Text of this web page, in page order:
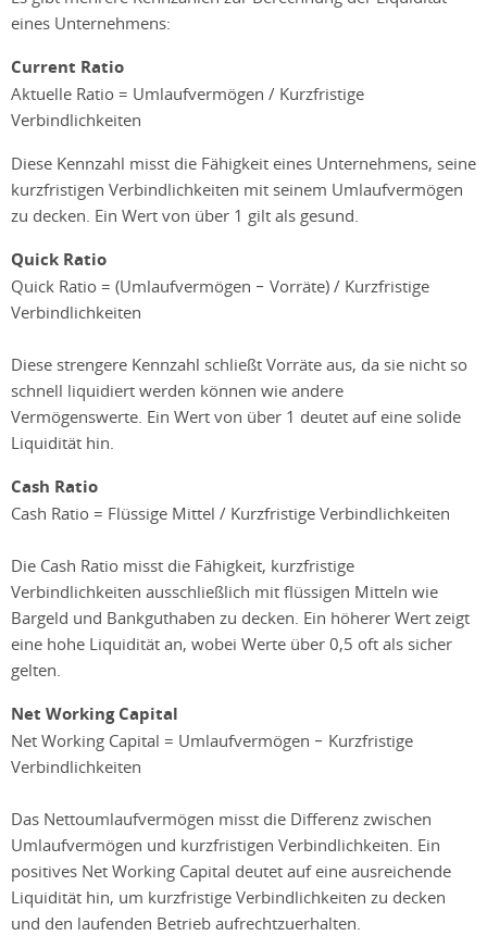
eines Unternehmens:
Current Ratio
Aktuelle Ratio = Umlaufvermögen / Kurzfristige
Verbindlichkeiten
Diese Kennzahl misst die Fähigkeit eines Unternehmens, seine
kurzfristigen Verbindlichkeiten mit seinem Umlaufvermögen
zu decken. Ein Wert von über 1 gilt als gesund.
Quick Ratio
Quick Ratio = (Umlaufvermögen − Vorräte) / Kurzfristige
Verbindlichkeiten
Diese strengere Kennzahl schließt Vorräte aus, da sie nicht so
schnell liquidiert werden können wie andere
Vermögenswerte. Ein Wert von über 1 deutet auf eine solide
Liquidität hin.
Cash Ratio
Cash Ratio = Flüssige Mittel / Kurzfristige Verbindlichkeiten
Die Cash Ratio misst die Fähigkeit, kurzfristige
Verbindlichkeiten ausschließlich mit flüssigen Mitteln wie
Bargeld und Bankguthaben zu decken. Ein höherer Wert zeigt
eine hohe Liquidität an, wobei Werte über 0,5 oft als sicher
gelten.
Net Working Capital
Net Working Capital = Umlaufvermögen − Kurzfristige
Verbindlichkeiten
Das Nettoumlaufvermögen misst die Differenz zwischen
Umlaufvermögen und kurzfristigen Verbindlichkeiten. Ein
positives Net Working Capital deutet auf eine ausreichende
Liquidität hin, um kurzfristige Verbindlichkeiten zu decken
und den laufenden Betrieb aufrechtzuerhalten.